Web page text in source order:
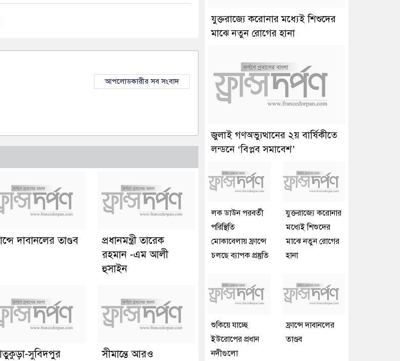
আপলোডকারীর সব সংবাদ
দাবানলের তাণ্ডব
প্রধানমন্ত্রী তারেক
রহমান -এম আলী
হুসাইন
সুবিদপুর
সীমান্তে আরও
যুক্তরাজ্যে করোনার মধ্যেই শিশুদের
মাঝে নতুন রোগের হানা
জুলাই গণঅভ্যুত্থানের ২য় বার্ষিকীতে
লন্ডনে ‘বিপ্লব সমাবেশ’
লক ডাউন পরবর্তী
পরিস্থিতি
মোকাবেলায় ফ্রান্সে
চলছে ব্যাপক প্রস্তুতি
যুক্তরাজ্যে করোনার
মধ্যেই শিশুদের
মাঝে নতুন রোগের
হানা
শুকিয়ে যাচ্ছে
ইউরোপের প্রধান
নদীগুলো
ফ্রান্সে দাবানলের
তাণ্ডব